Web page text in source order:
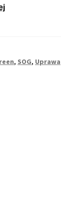
Sea
, SOG, Uprawa